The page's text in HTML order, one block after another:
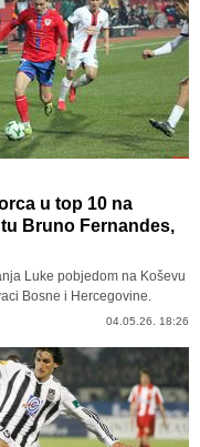
u top 10 na
Bruno Fernandes,
Luke pobjedom na Koševu
Bosne i Hercegovine.
04.05.26. 18:26